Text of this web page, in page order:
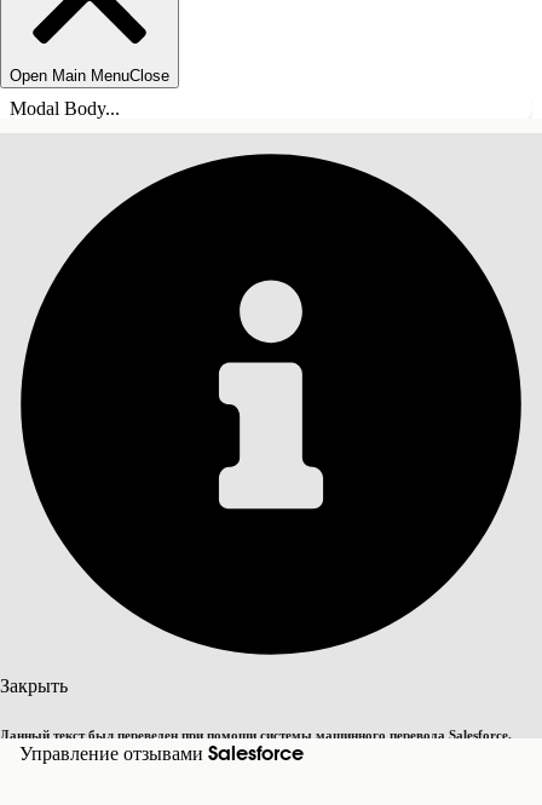
Open Main MenuClose
Modal Body...
Закрыть
Данный текст был переведен при помощи системы машинного перевода Salesforce.
Дополнительные сведения см.здесь.
Переключить на английский
Управление отзывами Salesforce
СОДЕРЖАНИЕ